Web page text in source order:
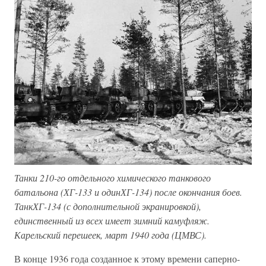
Танки 210-го отдельного химического танкового
батальона (ХГ-133 и одинХГ-134) после окончания боев.
ТанкХГ-134 (с дополнительной экранировкой),
единственный из всех имеет зимний камуфляж.
Карельский перешеек, март 1940 года (ЦМВС).
В конце 1936 года созданное к этому времени саперно-